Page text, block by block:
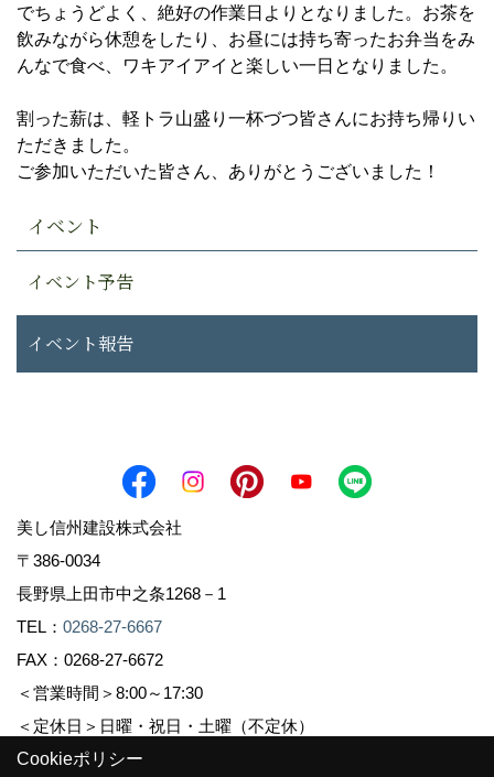
でちょうどよく、絶好の作業日よりとなりました。お茶を
飲みながら休憩をしたり、お昼には持ち寄ったお弁当をみ
んなで食べ、ワキアイアイと楽しい一日となりました。
割った薪は、軽トラ山盛り一杯づつ皆さんにお持ち帰りい
ただきました。
ご参加いただいた皆さん、ありがとうございました！
イベント
イベント予告
イベント報告
美し信州建設株式会社
〒386-0034
長野県上田市中之条1268－1
TEL： 0268-27-6667
FAX：0268-27-6672
＜営業時間＞8:00～17:30
＜定休日＞日曜・祝日・土曜（不定休）
Cookieポリシー